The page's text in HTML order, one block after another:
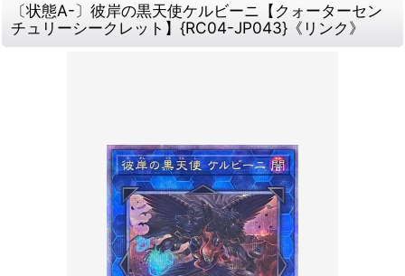
〔状態A-〕彼岸の黒天使ケルビーニ【クォーターセン
チュリーシークレット】{RC04-JP043}《リンク》